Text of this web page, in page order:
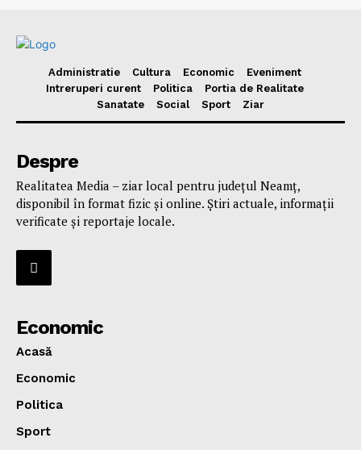
Administratie Cultura Economic
Eveniment
Intreruperi curent
Politica
Portia de Realitate
Sanatate
Social Sport Ziar
Despre
Realitatea Media – ziar local pentru județul Neamț,
disponibil în format fizic și online. Știri actuale, informații
verificate și reportaje locale.
Economic
Acasă
Economic
Politica
Sport